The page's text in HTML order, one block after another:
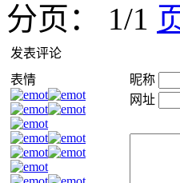
分页： 1/1
发表评论
表情
昵称
网址